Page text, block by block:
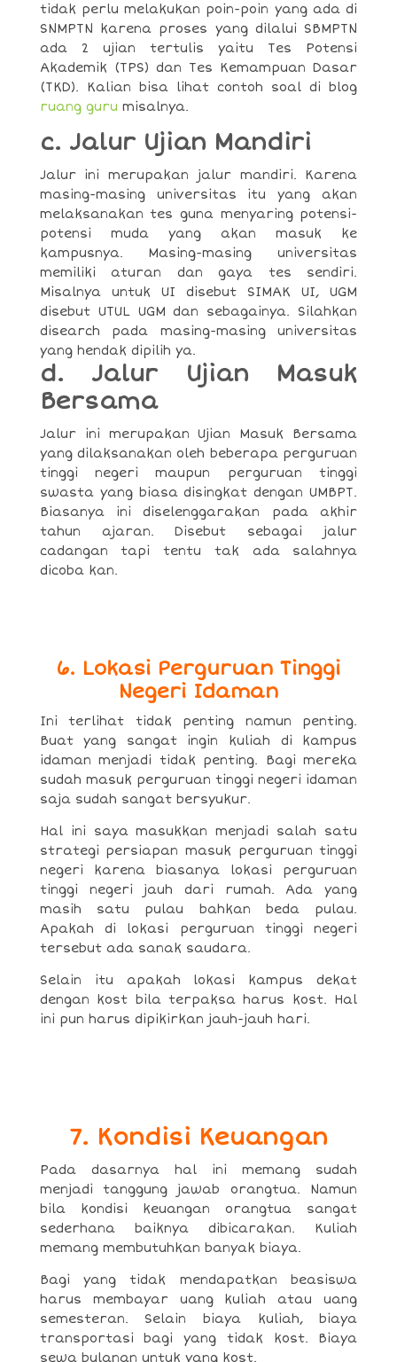
tidak perlu melakukan poin-poin yang ada di
SNMPTN karena proses yang dilalui SBMPTN
ada 2 ujian tertulis yaitu Tes Potensi
Akademik (TPS) dan Tes Kemampuan Dasar
(TKD). Kalian bisa lihat contoh soal di blog
ruang guru misalnya.
c. Jalur Ujian Mandiri
Jalur ini merupakan jalur mandiri. Karena
masing-masing universitas itu yang akan
melaksanakan tes guna menyaring potensi-
potensi muda yang akan masuk ke
kampusnya. Masing-masing universitas
memiliki aturan dan gaya tes sendiri.
Misalnya untuk UI disebut SIMAK UI, UGM
disebut UTUL UGM dan sebagainya. Silahkan
disearch pada masing-masing universitas
yang hendak dipilih ya.
d. Jalur Ujian Masuk
Bersama
Jalur ini merupakan Ujian Masuk Bersama
yang dilaksanakan oleh beberapa perguruan
tinggi negeri maupun perguruan tinggi
swasta yang biasa disingkat dengan UMBPT.
Biasanya ini diselenggarakan pada akhir
tahun ajaran. Disebut sebagai jalur
cadangan tapi tentu tak ada salahnya
dicoba kan.
6. Lokasi Perguruan Tinggi
Negeri Idaman
Ini terlihat tidak penting namun penting.
Buat yang sangat ingin kuliah di kampus
idaman menjadi tidak penting. Bagi mereka
sudah masuk perguruan tinggi negeri idaman
saja sudah sangat bersyukur.
Hal ini saya masukkan menjadi salah satu
strategi persiapan masuk perguruan tinggi
negeri karena biasanya lokasi perguruan
tinggi negeri jauh dari rumah. Ada yang
masih satu pulau bahkan beda pulau.
Apakah di lokasi perguruan tinggi negeri
tersebut ada sanak saudara.
Selain itu apakah lokasi kampus dekat
dengan kost bila terpaksa harus kost. Hal
ini pun harus dipikirkan jauh-jauh hari.
7. Kondisi Keuangan
Pada dasarnya hal ini memang sudah
menjadi tanggung jawab orangtua. Namun
bila kondisi keuangan orangtua sangat
sederhana baiknya dibicarakan. Kuliah
memang membutuhkan banyak biaya.
Bagi yang tidak mendapatkan beasiswa
harus membayar uang kuliah atau uang
semesteran. Selain biaya kuliah, biaya
transportasi bagi yang tidak kost. Biaya
sewa bulanan untuk yang kost.